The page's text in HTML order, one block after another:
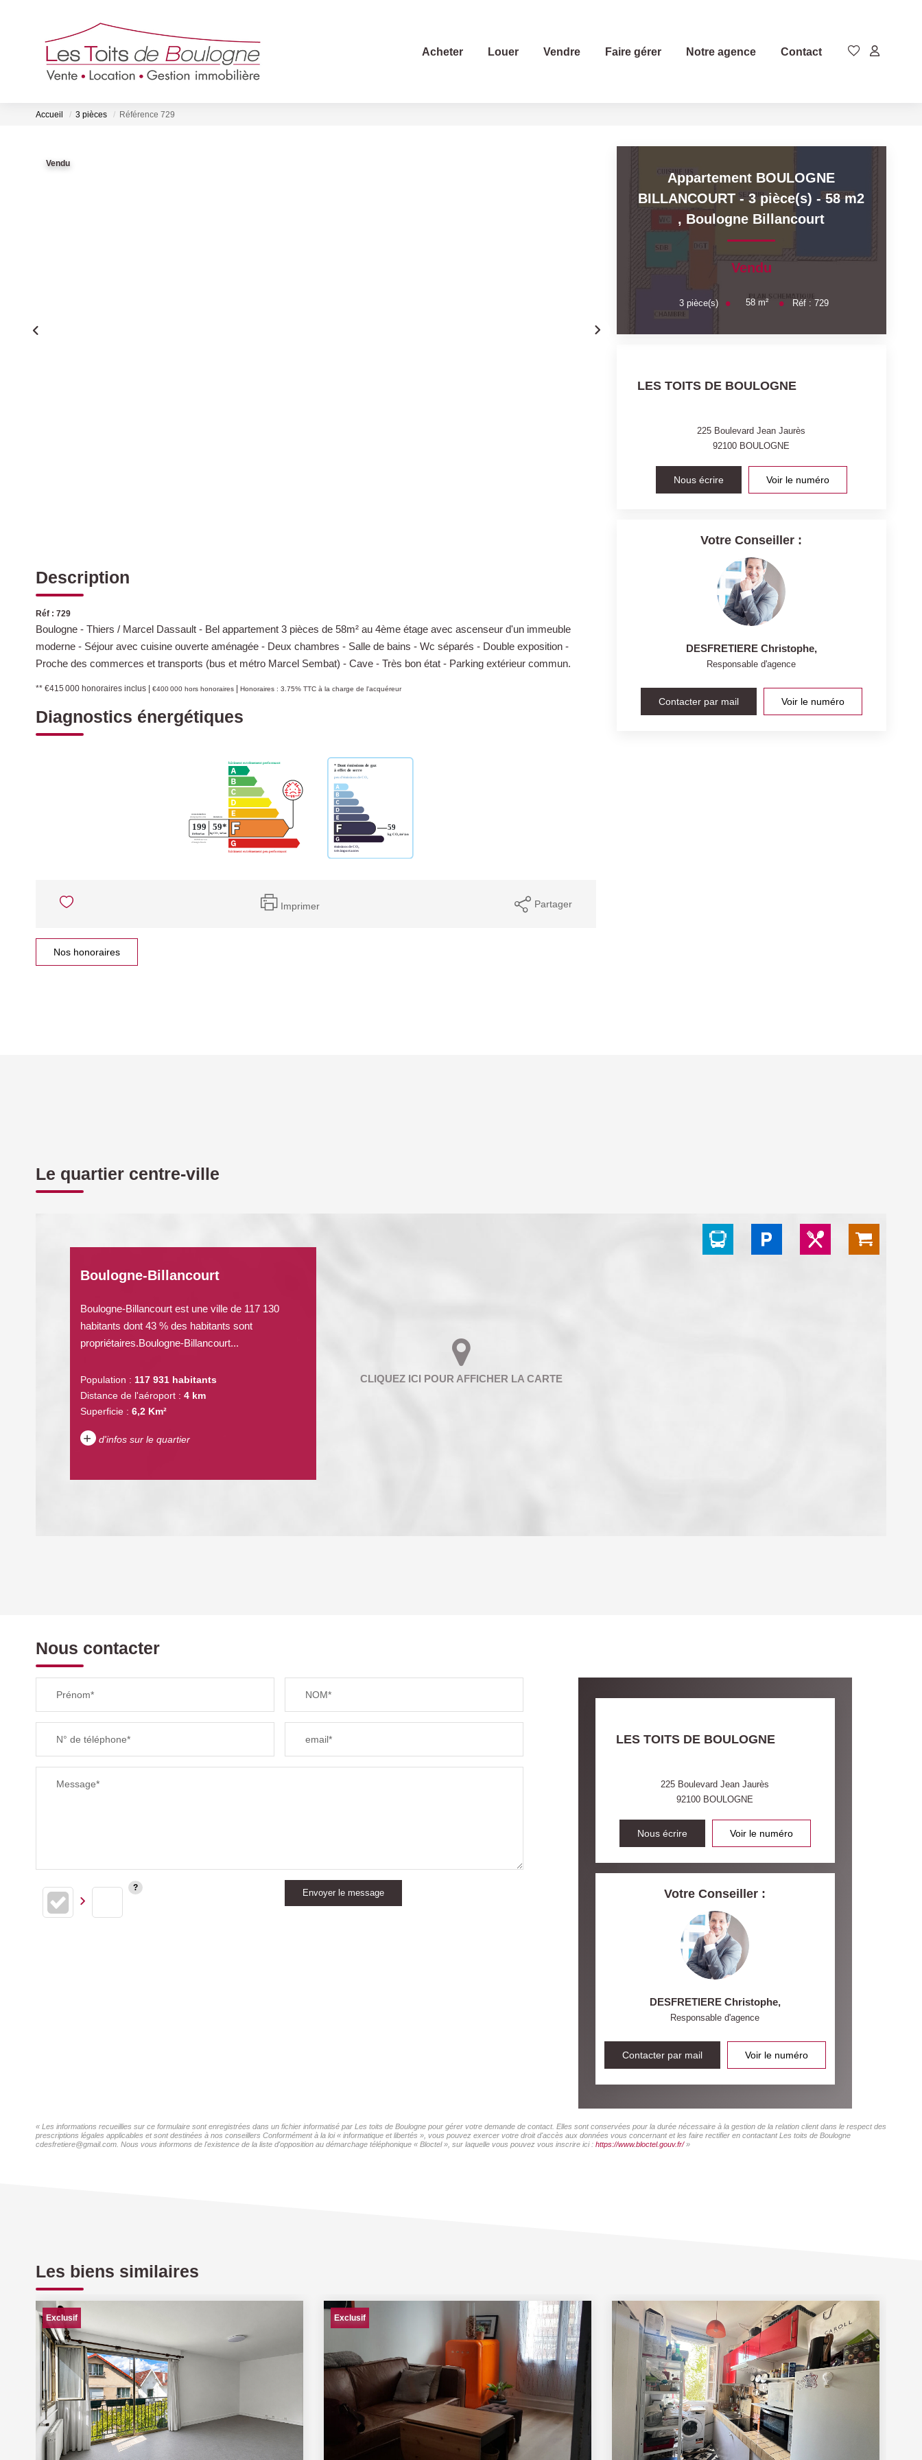
Acheter Louer Vendre Faire gérer Notre agence Contact
Accueil 3 pièces Référence 729
Vendu
Description
Réf : 729
Boulogne - Thiers / Marcel Dassault - Bel appartement 3 pièces de 58m² au 4ème étage avec ascenseur d'un immeuble
moderne - Séjour avec cuisine ouverte aménagée - Deux chambres - Salle de bains - Wc séparés - Double exposition -
Proche des commerces et transports (bus et métro Marcel Sembat) - Cave - Très bon état - Parking extérieur commun.
** €415 000 honoraires inclus €400 000 hors honoraires Honoraires : 3.75% TTC à la charge de l'acquéreur
Diagnostics énergétiques
Imprimer Partager
Nos honoraires
Appartement BOULOGNE
BILLANCOURT - 3 pièce(s) - 58 m2
, Boulogne Billancourt
Vendu
3pièce(s) 58 m² Réf :729
LES TOITS DE BOULOGNE
225 Boulevard Jean Jaurès
92100 BOULOGNE
Nous écrire Voir le numéro
Votre Conseiller :
DESFRETIERE Christophe,
Responsable d'agence
Contacter par mail Voir le numéro
Le quartier centre-ville
Boulogne-Billancourt
Boulogne-Billancourt est une ville de 117 130
habitants dont 43 % des habitants sont
propriétaires.Boulogne-Billancourt...
Population : 117 931 habitants
Distance de l'aéroport : 4 km
Superficie : 6,2 Km²
+ d'infos sur le quartier
TAXE FONCIÈRE
RESTAURANTS ET CAFÉS COMMERCES
Nous contacter
Prénom* NOM*
N° de téléphone* email*
Message*
Envoyer le message
LES TOITS DE BOULOGNE
225 Boulevard Jean Jaurès
92100 BOULOGNE
Nous écrire Voir le numéro
Votre Conseiller :
DESFRETIERE Christophe,
Responsable d'agence
Contacter par mail Voir le numéro
« Les informations recueillies sur ce formulaire sont enregistrées dans un fichier informatisé par Les toits de Boulogne pour gérer votre demande de contact. Elles sont conservées pour la durée nécessaire à la gestion de la relation client dans le respect des
prescriptions légales applicables et sont destinées à nos conseillers Conformément à la loi « informatique et libertés », vous pouvez exercer votre droit d'accès aux données vous concernant et les faire rectifier en contactant Les toits de Boulogne
cdesfretiere@gmail.com. Nous vous informons de l'existence de la liste d'opposition au démarchage téléphonique « Bloctel », sur laquelle vous pouvez vous inscrire ici : https://www.bloctel.gouv.fr/»
Les biens similaires
Exclusif Exclusif